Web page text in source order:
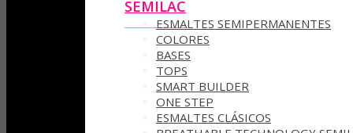
SEMILAC
ESMALTES SEMIPERMANENTES
COLORES
BASES
TOPS
SMART BUILDER
ONE STEP
ESMALTES CLÁSICOS